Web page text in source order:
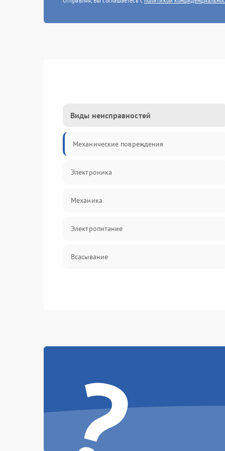
Виды неисправностей
Механические повреждения
Электроника
Механика
Электропитание
Всасывание